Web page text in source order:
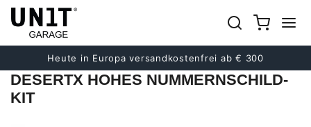
Heute in Europa versandkostenfrei ab € 300
früher
Nächster
DESERTX HOHES NUMMERNSCHILD-
KIT